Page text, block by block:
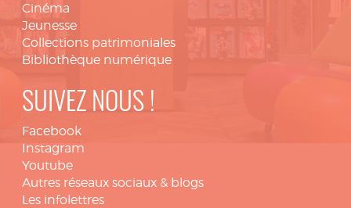
Cinéma
Jeunesse
Collections patrimoniales
Bibliothèque numérique
SUIVEZ NOUS !
Facebook
Instagram
Youtube
Autres réseaux sociaux & blogs
Les infolettres